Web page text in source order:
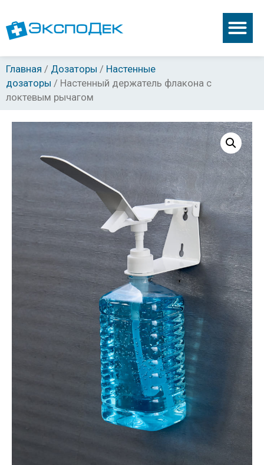
Главная / Дозаторы / Настенные
дозаторы / Настенный держатель флакона с
локтевым рычагом